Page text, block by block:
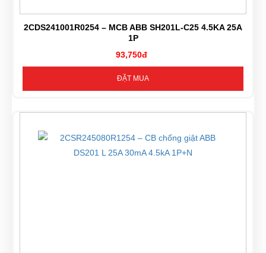
2CDS241001R0254 – MCB ABB SH201L-C25 4.5KA 25A
1P
93,750đ
ĐẶT MUA